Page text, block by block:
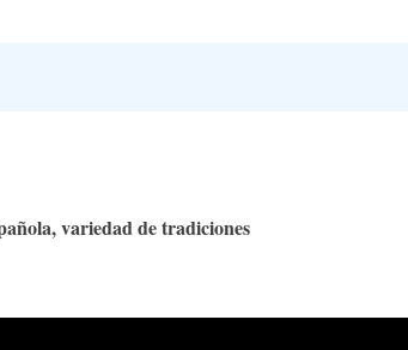
variedad de tradiciones